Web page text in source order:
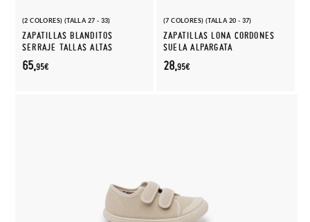
(2 COLORES) (TALLA 27 - 33)
ZAPATILLAS BLANDITOS
SERRAJE TALLAS ALTAS
65,95€
(7 COLORES) (TALLA 20 - 37)
ZAPATILLAS LONA CORDONES
SUELA ALPARGATA
28,95€